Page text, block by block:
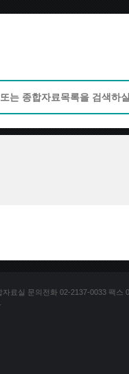
료실 문의전화 02-2137-0033 팩스